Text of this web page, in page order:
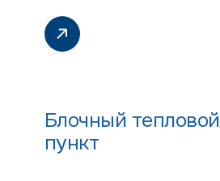
Блочный тепловой
пункт